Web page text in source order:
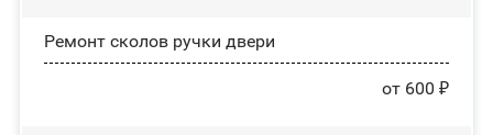
Ремонт сколов ручки двери
от 600 ₽